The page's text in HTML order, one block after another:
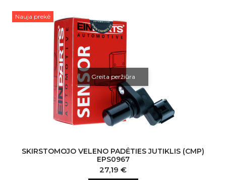
Nauja prekė
Greita peržiūra
SKIRSTOMOJO VELENO PADĖTIES JUTIKLIS (CMP)
EPS0967
Kaina
27,19 €